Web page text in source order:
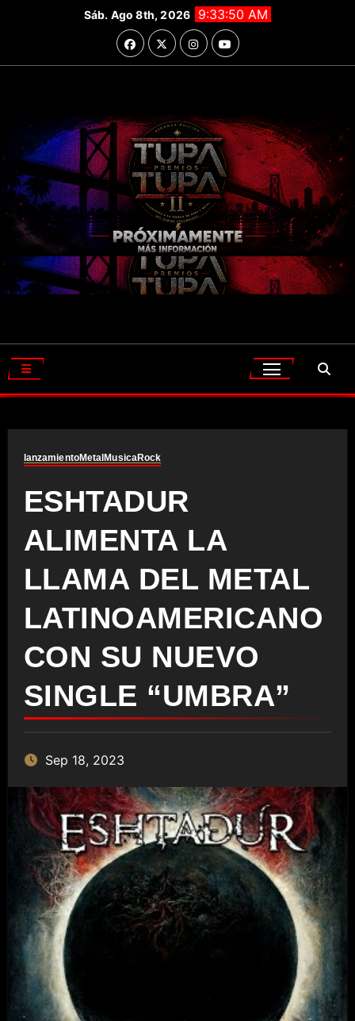
Sáb. Ago 8th, 2026 9:33:52 AM
lanzamientoMetalMusicaRock
ESHTADUR
ALIMENTA LA
LLAMA DEL METAL
LATINOAMERICANO
CON SU NUEVO
SINGLE “UMBRA”
Sep 18, 2023